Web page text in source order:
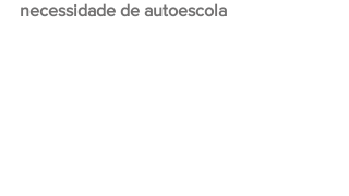
necessidade de autoescola